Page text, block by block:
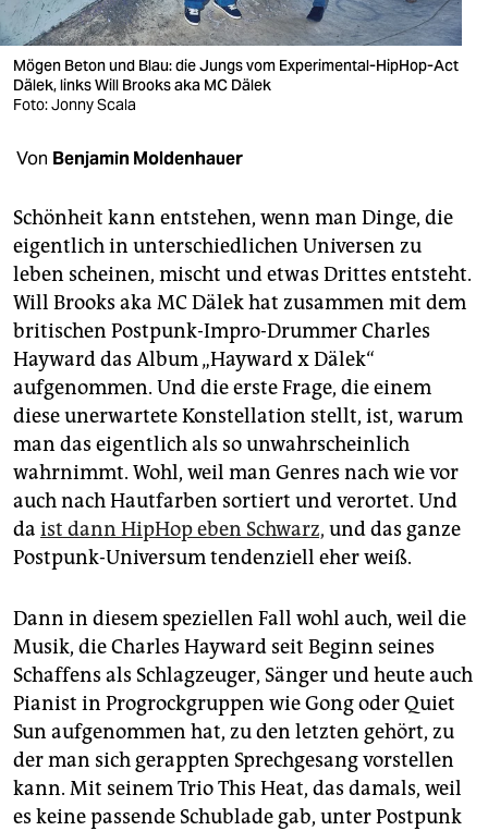
shop
fragen & hilfe
unterstützen
abo
epaper login
Mögen Beton und Blau: die Jungs vom Experimental-HipHop-Act
Dälek, links Will Brooks aka MC Dälek
Foto: Jonny Scala
Von Benjamin Moldenhauer
Schönheit kann entstehen, wenn man Dinge, die
eigentlich in unterschiedlichen Universen zu
leben scheinen, mischt und etwas Drittes entsteht.
Will Brooks aka MC Dälek hat zusammen mit dem
britischen Postpunk-Impro-Drummer Charles
Hayward das Album „Hayward x Dälek“
aufgenommen. Und die erste Frage, die einem
diese unerwartete Konstellation stellt, ist, warum
man das eigentlich als so unwahrscheinlich
wahrnimmt. Wohl, weil man Genres nach wie vor
auch nach Hautfarben sortiert und verortet. Und
da ist dann HipHop eben Schwarz, und das ganze
Postpunk-Universum tendenziell eher weiß.
Dann in diesem speziellen Fall wohl auch, weil die
Musik, die Charles Hayward seit Beginn seines
Schaffens als Schlagzeuger, Sänger und heute auch
Pianist in Progrockgruppen wie Gong oder Quiet
Sun aufgenommen hat, zu den letzten gehört, zu
der man sich gerappten Sprechgesang vorstellen
kann. Mit seinem Trio This Heat, das damals, weil
es keine passende Schublade gab, unter Postpunk